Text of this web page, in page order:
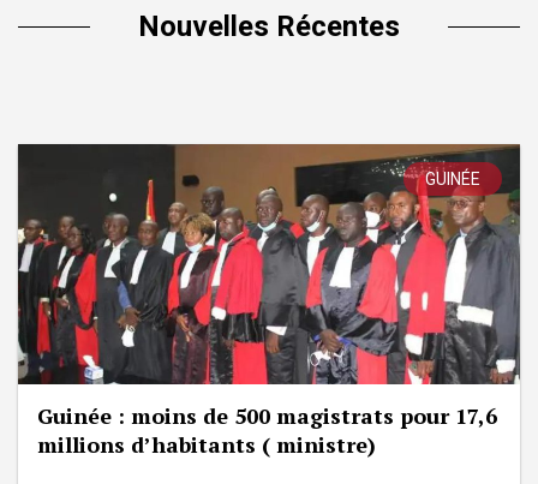
Nouvelles Récentes
GUINÉE
Guinée : moins de 500 magistrats pour 17,6
millions d’habitants ( ministre)